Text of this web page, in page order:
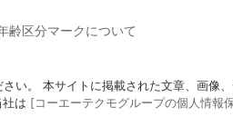
齢区分マークについて
い。 本サイトに掲載された文章、画像
は [コーエーテクモグループの個人情報